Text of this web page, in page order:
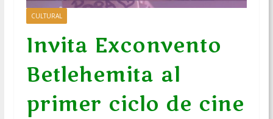
CULTURAL
Invita Exconvento
Betlehemita al
primer ciclo de cine